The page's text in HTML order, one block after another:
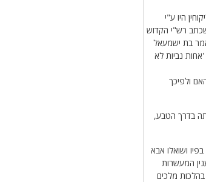
היו ע"י
שכתב רש"י הקדוש
בת ישמעאל
נביות לא
ולפיכך
בדרך הטבע,
ושואלו אבא
המעשרות
מלכים